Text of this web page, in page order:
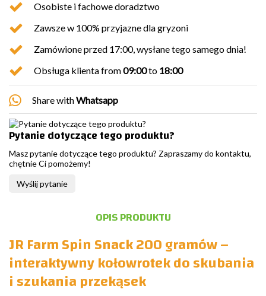
Osobiste i fachowe doradztwo
Zawsze w 100% przyjazne dla gryzoni
Zamówione przed 17:00, wysłane tego samego dnia!
Obsługa klienta from09:00to 18:00
Share withWhatsapp
Pytanie dotyczące tego produktu?
Masz pytanie dotyczące tego produktu? Zapraszamy do kontaktu,
chętnie Ci pomożemy!
Wyślij pytanie
OPIS PRODUKTU
JR Farm Spin Snack 200 gramów –
interaktywny kołowrotek do skubania
i szukania przekąsek